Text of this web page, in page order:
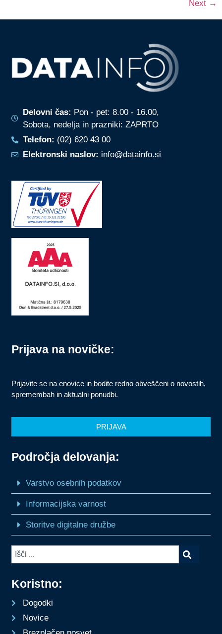
Next →
Delovni čas: Pon - pet: 8.00 - 16.00,
Sobota, nedelja in prazniki: ZAPRTO
Telefon: (02) 620 43 00
Elektronski naslov: info@datainfo.si
Koristno:
Dogodki
Novice
Področja delovanja:
Varstvo osebnih podatkov
Informacijska varnost
Storitve digitalne družbe
Prijava na novičke:
Prijavite se na enovice in bodite redno obveščeni o novostih,
spremembah in aktualni ponudbi.
PRIJAVA